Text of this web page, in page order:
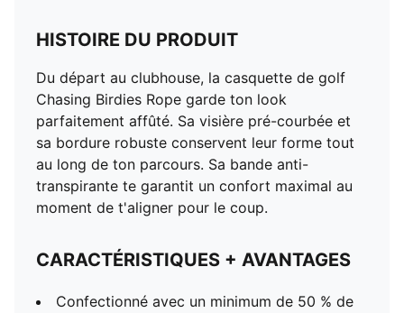
HISTOIRE DU PRODUIT
Du départ au clubhouse, la casquette de golf
Chasing Birdies Rope garde ton look
parfaitement affûté. Sa visière pré-courbée et
sa bordure robuste conservent leur forme tout
au long de ton parcours. Sa bande anti-
transpirante te garantit un confort maximal au
moment de t'aligner pour le coup.
CARACTÉRISTIQUES + AVANTAGES
Confectionné avec un minimum de 50 % de